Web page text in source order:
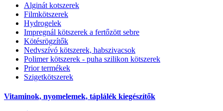
Alginát kotszerek
Filmkötszerek
Hydrogelek
Impregnál kötszerek a fertőzött sebre
Kötésrögzítők
Nedvszívó kötszerek, habszivacsok
Polimer kötszerek - puha szilikon kötszerek
Prior termékek
Szigetkötszerek
Vitaminok, nyomelemek, táplálék kiegészítők